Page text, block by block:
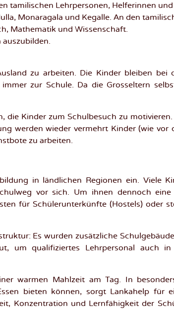
tamilischen Lehrpersonen, Helferinnen
Monaragala und Kegalle. An den
Mathematik und Wissenschaft.
zu arbeiten. Die Kinder bleiben bei
zur Schule. Da die Grosseltern
die Kinder zum Schulbesuch zu
werden wieder vermehrt Kinder (wie vor
zu arbeiten.
in ländlichen Regionen ein. Viele
vor sich. Um ihnen dennoch eine
für Schülerunterkünfte (Hostels) oder
Es wurden zusätzliche
um qualifiziertes Lehrpersonal auch in
warmen Mahlzeit am Tag. In
bieten können, sorgt Lankahelp für
Konzentration und Lernfähigkeit der